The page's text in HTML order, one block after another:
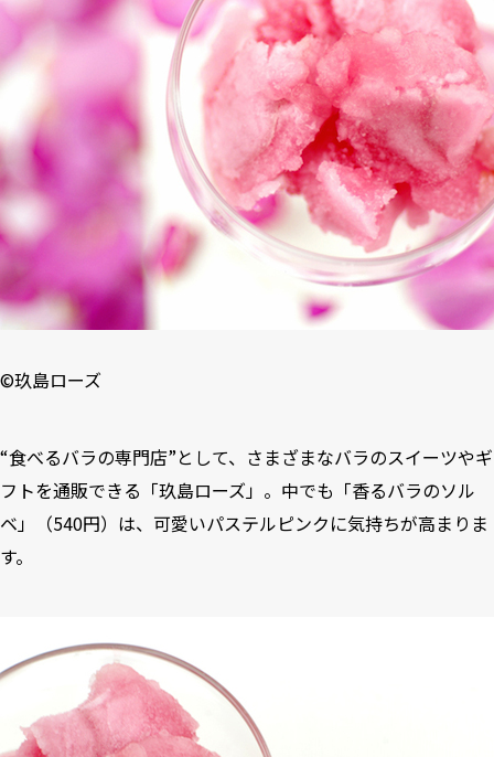
©玖島ローズ
“食べるバラの専門店”として、さまざまなバラのスイーツやギ
フトを通販できる「玖島ローズ」。中でも「香るバラのソル
ベ」（540円）は、可愛いパステルピンクに気持ちが高まりま
す。